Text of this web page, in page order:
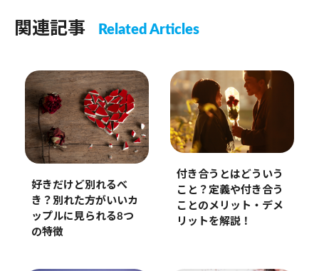
関連記事 Related Articles
好きだけど別れるべ
き？別れた方がいいカ
ップルに見られる8つ
の特徴
付き合うとはどういう
こと？定義や付き合う
ことのメリット・デメ
リットを解説！